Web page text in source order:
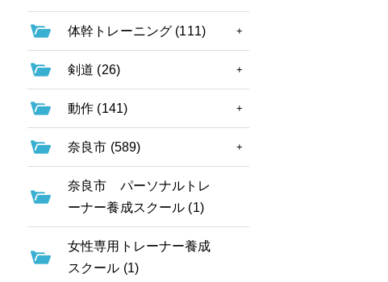
体幹トレーニング (111)
剣道 (26)
動作 (141)
奈良市 (589)
奈良市 パーソナルトレ
ーナー養成スクール (1)
女性専用トレーナー養成
スクール (1)